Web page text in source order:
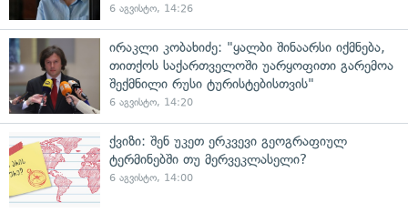
6 აგვისტო, 14:26
ირაკლი კობახიძე: "ყალბი შინაარსი იქმნება,
თითქოს საქართველოში უარყოფითი გარემოა
შექმნილი რუსი ტურისტებისთვის"
6 აგვისტო, 14:20
ქვიზი: შენ უკეთ ერკვევი გეოგრაფიულ
ტერმინებში თუ მერვეკლასელი?
6 აგვისტო, 14:00